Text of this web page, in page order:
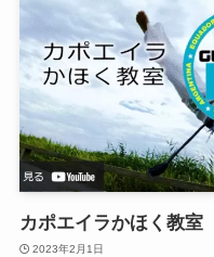
カポエイラかほく教室
2023年2月1日